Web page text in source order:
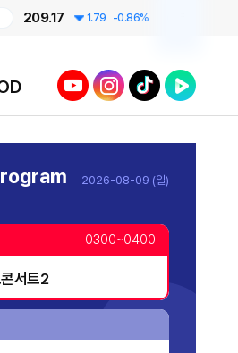
1.79 -0.86% 코스피
유튜브 인스타그램
틱톡 네이버TV
2026-08-09 (일)
개국세레머니
0300~0400
서트2